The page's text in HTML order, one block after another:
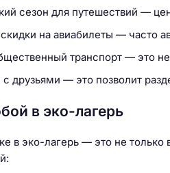
сезон для путешествий —
на авиабилеты — часто
транспорт — это
друзьями — это позволит
в эко-лагерь
в эко-лагерь — это не